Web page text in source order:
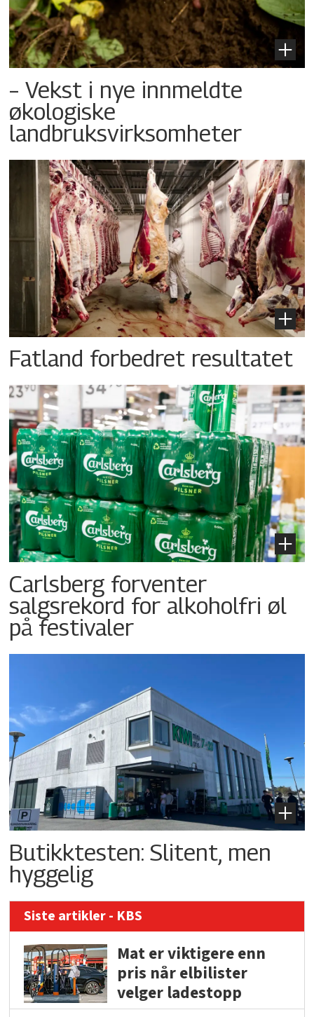
– Vekst i nye innmeldte
økologiske
landbruksvirksomheter
Fatland forbedret resultatet
Carlsberg forventer
salgsrekord for alkoholfri øl
på festivaler
Butikktesten: Slitent, men
hyggelig
Siste artikler - KBS
Mat er viktigere enn
pris når elbilister
velger ladestopp